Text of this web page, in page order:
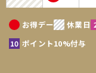
お得デー 休業日
ポイント10%付与